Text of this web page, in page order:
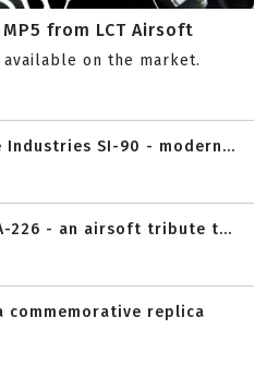
from LCT Airsoft
on the market.
SI-90 - modern...
226 - an airsoft tribute t...
commemorative replica